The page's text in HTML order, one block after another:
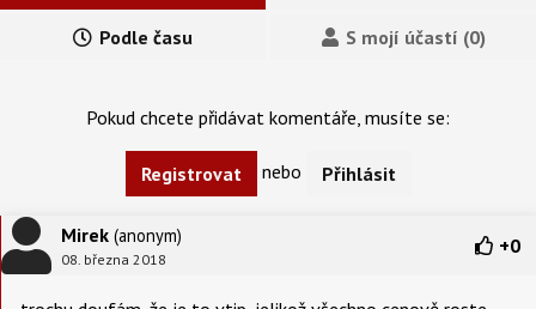
Podle času S mojí účastí (0)
Pokud chcete přidávat komentáře, musíte se:
Registrovat nebo Přihlásit
Mirek (anonym)
08. března 2018
+0